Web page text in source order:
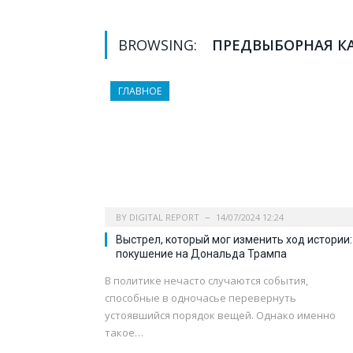
BROWSING: ПРЕДВЫБОРНАЯ
ГЛАВНОЕ
BY DIGITAL REPORT 14/07/2024 12:24
Выстрел, который мог изменить ход истории:
покушение на Дональда Трампа
В политике нечасто случаются события,
способные в одночасье перевернуть
устоявшийся порядок вещей. Однако именно
такое…